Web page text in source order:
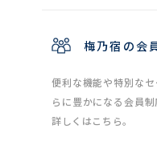
梅乃宿の会
便利な機能や特別な
らに豊かになる会員
詳しくはこちら。